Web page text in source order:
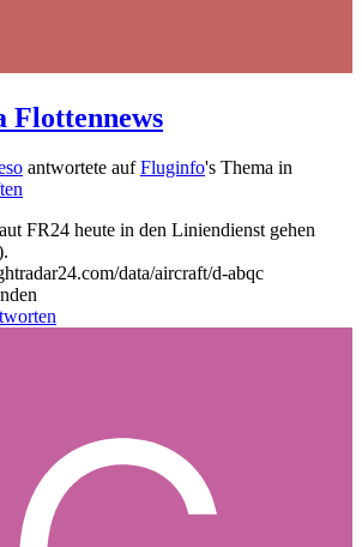
Flottennews
antwortete aufFluginfo's Thema in
FR24 heute in den Liniendienst gehen
data/aircraft/d-abqc